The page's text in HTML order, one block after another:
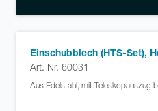
Einschubblech (HTS-Set),
Art. Nr. 60031
Aus Edelstahl, mit Teleskopauszug